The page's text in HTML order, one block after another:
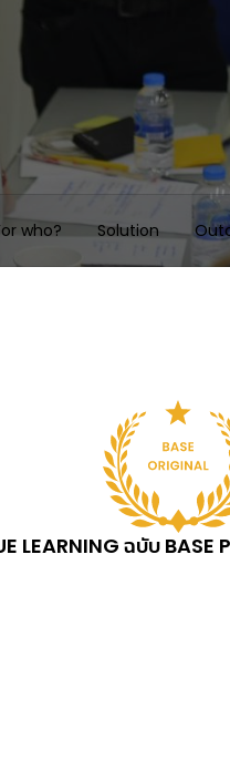
who? Solution
LEARNING ฉบับ